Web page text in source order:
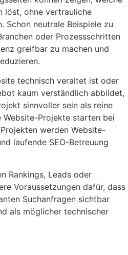
löst, ohne vertrauliche
Schon neutrale Beispiele zu
oder Prozessschritten
greifbar zu machen und
technisch veraltet ist oder
kaum verständlich abbildet,
sinnvoller sein als reine
Website-Projekte starten bei
werden Website-
laufende SEO-Betreuung
Rankings, Leads oder
Voraussetzungen dafür, dass
Suchanfragen sichtbar
als möglicher technischer